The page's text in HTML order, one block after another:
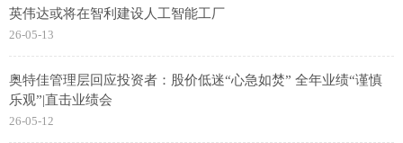
英伟达或将在智利建设人工智能工厂
26-05-13
奥特佳管理层回应投资者：股价低迷“心急如焚” 全年业绩“谨慎
乐观”|直击业绩会
26-05-12